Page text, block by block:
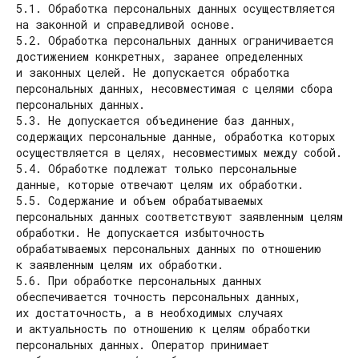
5.1. Обработка персональных данных осуществляется
на законной и справедливой основе.
5.2. Обработка персональных данных ограничивается
достижением конкретных, заранее определенных
и законных целей. Не допускается обработка
персональных данных, несовместимая с целями сбора
персональных данных.
5.3. Не допускается объединение баз данных,
содержащих персональные данные, обработка которых
осуществляется в целях, несовместимых между собой.
5.4. Обработке подлежат только персональные
данные, которые отвечают целям их обработки.
5.5. Содержание и объем обрабатываемых
персональных данных соответствуют заявленным целям
обработки. Не допускается избыточность
обрабатываемых персональных данных по отношению
к заявленным целям их обработки.
5.6. При обработке персональных данных
обеспечивается точность персональных данных,
их достаточность, а в необходимых случаях
и актуальность по отношению к целям обработки
персональных данных. Оператор принимает